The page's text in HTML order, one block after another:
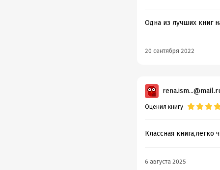
Одна из лучших книг
20 сентября 2022
Оценил книгу
Классная книга,легко
6 августа 2025